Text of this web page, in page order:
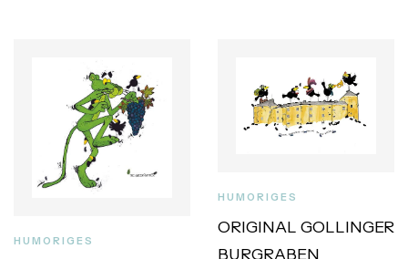
HUMORIGES
HUMORIGES
ORIGINAL GOLLINGER
BURGRABEN